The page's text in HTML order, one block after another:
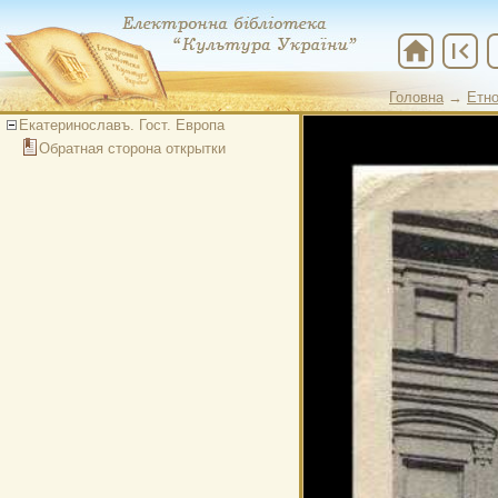
Головна →
home first_page
Екатеринославъ. Гост. Европа
Обратная сторона открытки